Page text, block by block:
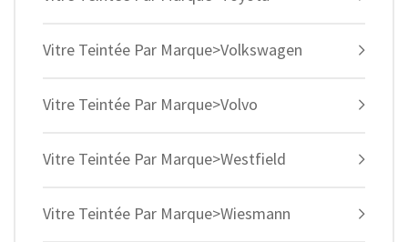
Vitre Teintée Par Marque>Volkswagen
Vitre Teintée Par Marque>Volvo
Vitre Teintée Par Marque>Westfield
Vitre Teintée Par Marque>Wiesmann